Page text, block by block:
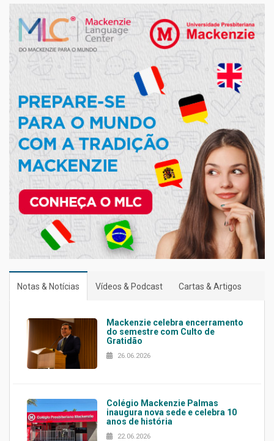
Notas & Notícias Vídeos & Podcast Cartas & Artigos
Mackenzie celebra encerramento
do semestre com Culto de
Gratidão
26.06.2026
Colégio Mackenzie Palmas
inaugura nova sede e celebra 10
anos de história
22.06.2026